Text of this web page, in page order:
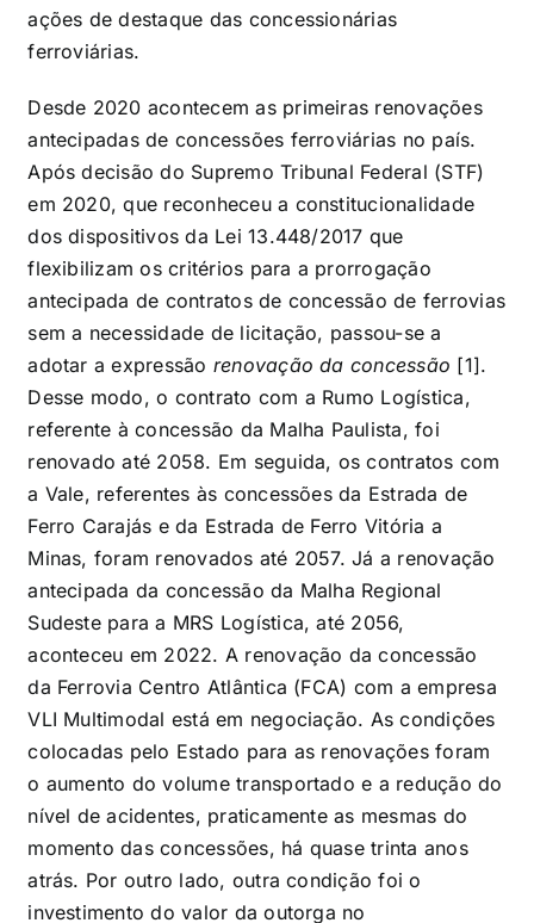
ações de destaque das concessionárias
ferroviárias.
Desde 2020 acontecem as primeiras renovações
antecipadas de concessões ferroviárias no país.
Após decisão do Supremo Tribunal Federal (STF)
em 2020, que reconheceu a constitucionalidade
dos dispositivos da Lei 13.448/2017 que
flexibilizam os critérios para a prorrogação
antecipada de contratos de concessão de ferrovias
sem a necessidade de licitação, passou-se a
adotar a expressão renovação da concessão [1].
Desse modo, o contrato com a Rumo Logística,
referente à concessão da Malha Paulista, foi
renovado até 2058. Em seguida, os contratos com
a Vale, referentes às concessões da Estrada de
Ferro Carajás e da Estrada de Ferro Vitória a
Minas, foram renovados até 2057. Já a renovação
antecipada da concessão da Malha Regional
Sudeste para a MRS Logística, até 2056,
aconteceu em 2022. A renovação da concessão
da Ferrovia Centro Atlântica (FCA) com a empresa
VLI Multimodal está em negociação. As condições
colocadas pelo Estado para as renovações foram
o aumento do volume transportado e a redução do
nível de acidentes, praticamente as mesmas do
momento das concessões, há quase trinta anos
atrás. Por outro lado, outra condição foi o
investimento do valor da outorga no